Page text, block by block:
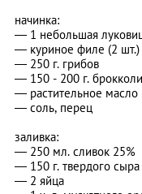
начинка:
— 1 небольшая
— куриное филе (2 шт.)
— 250 г. грибов
— 150 - 200 г. брокколи
— растительное
— соль, перец
заливка:
— 250 мл. сливок 25%
— 150 г. твердого сыра
— 2 яйца